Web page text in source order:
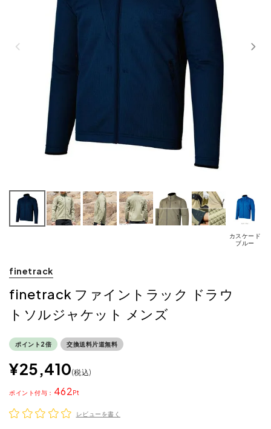
カスケード
ブルー
finetrack
finetrack ファイントラック ドラウ
トソルジャケット メンズ
ポイント2倍 交換送料片道無料
¥25,410 税込
462
ポイント
レビューを書く